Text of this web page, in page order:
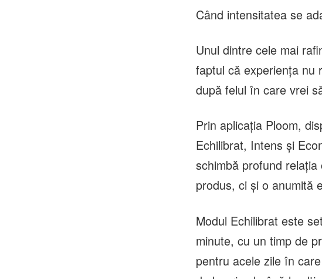
Când intensitatea se
Unul dintre cele mai
faptul că experiența nu
după felul în care vrei
Prin aplicația Ploom,
Echilibrat, Intens și
schimbă profund
produs, ci și o anumită
Modul Echilibrat este
minute, cu un timp de
pentru acele zile în